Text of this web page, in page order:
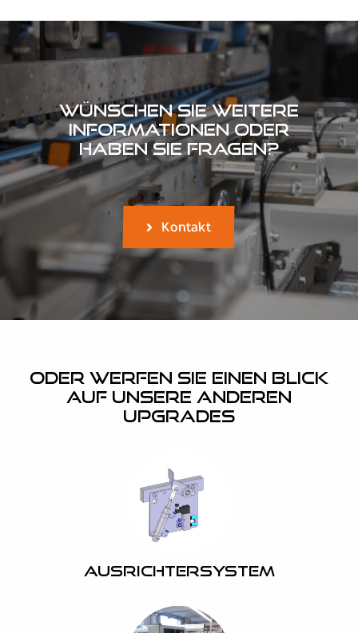
Wünschen Sie weitere
Informationen oder
haben Sie Fragen?
Kontakt
Oder werfen Sie einen Blick
auf unsere anderen
Upgrades
Ausrichtersystem